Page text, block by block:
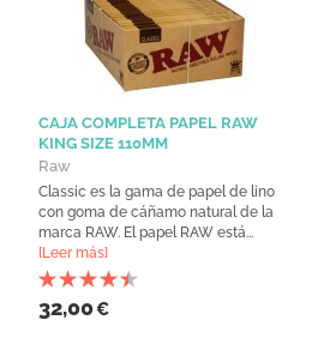
CAJA COMPLETA PAPEL RAW
KING SIZE 110MM
Raw
Classic es la gama de papel de lino
con goma de cáñamo natural de la
marca RAW. El papel RAW está...
[Leer más]
32,00€